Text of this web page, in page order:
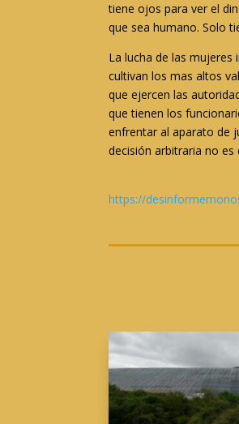
tiene ojos para ver el
que sea humano. Solo
La lucha de las
cultivan los mas altos
que ejercen las
que tienen los
enfrentar al aparato de
decisión arbitraria no es
https://